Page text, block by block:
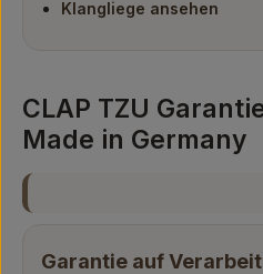
Klangliege ansehen
CLAP TZU
Made in Germany
Garantie auf